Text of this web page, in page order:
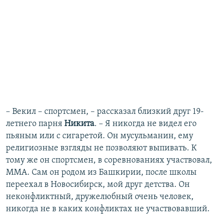
– Векил – спортсмен, – рассказал близкий друг 19-
летнего парня Никита. – Я никогда не видел его
пьяным или с сигаретой. Он мусульманин, ему
религиозные взгляды не позволяют выпивать. К
тому же он спортсмен, в соревнованиях участвовал,
ММА. Сам он родом из Башкирии, после школы
переехал в Новосибирск, мой друг детства. Он
неконфликтный, дружелюбный очень человек,
никогда не в каких конфликтах не участвовавший.